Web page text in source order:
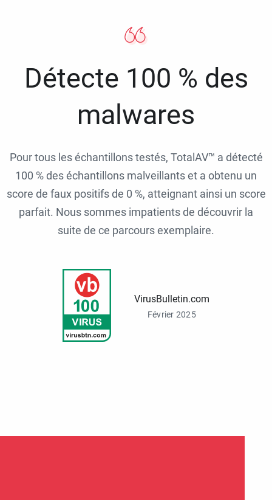
Détecte 100 % des
malwares
Pour tous les échantillons testés, TotalAV™ a détecté
100 % des échantillons malveillants et a obtenu un
score de faux positifs de 0 %, atteignant ainsi un score
parfait. Nous sommes impatients de découvrir la
suite de ce parcours exemplaire.
VirusBulletin.com
Février 2025